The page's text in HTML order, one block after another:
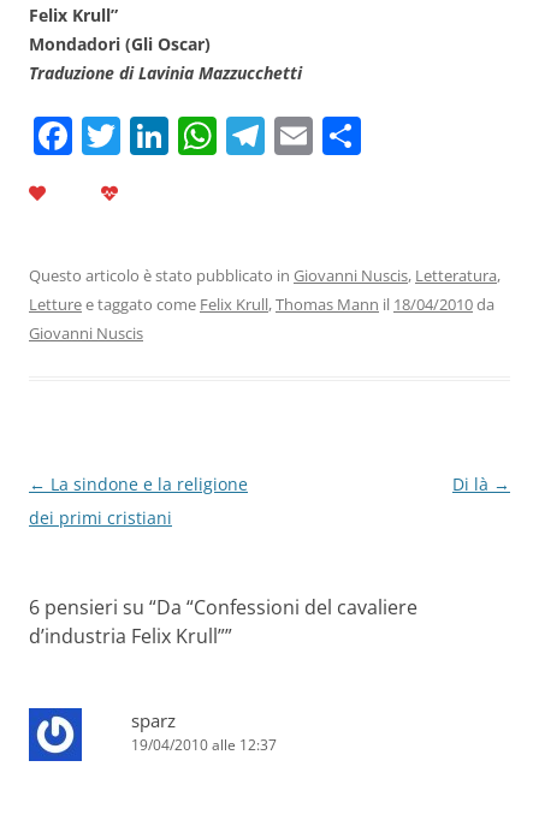
Felix Krull”
Mondadori (Gli Oscar)
Traduzione di Lavinia Mazzucchetti
F
b
o
T Li
dI
n
W
A
p
T
a
m
E
vi
di
Questo articolo è stato pubblicato in Giovanni Nuscis, Letteratura,
Letturee taggato come Felix Krull,Thomas Mann il 18/04/2010da
Giovanni Nuscis
Navigazione
articolo
← La sindone e la religione
dei primi cristiani
Di là →
6 pensieri su “Da “Confessioni del cavaliere
d’industria Felix Krull””
sparz
19/04/2010 alle 12:37